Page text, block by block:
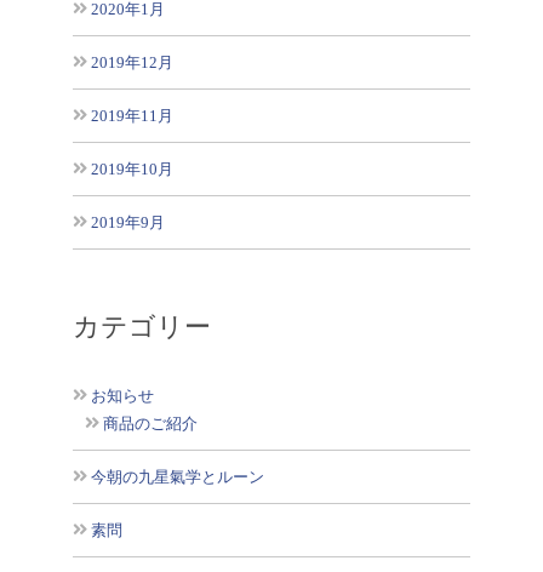
2020年1月
2019年12月
2019年11月
2019年10月
2019年9月
カテゴリー
お知らせ
商品のご紹介
今朝の九星氣学とルーン
素問